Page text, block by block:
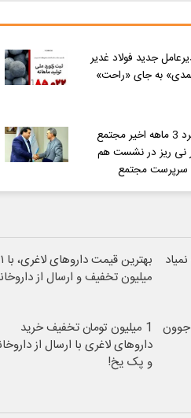
جدید فولاد غدیر
به جای «راحت»
مرور عملکرد 3 ماهه اخیر مجتمع
نی ریز در نشست هم
سرپرست مجتمع
بهترین قیمت داروهای لاغری، با ۱
میلیون تخفیف و ارسال از
10سال جوون
1 میلیون تومان تخفیف خرید
داروهای لاغری با ارسال از
و پک یخ!